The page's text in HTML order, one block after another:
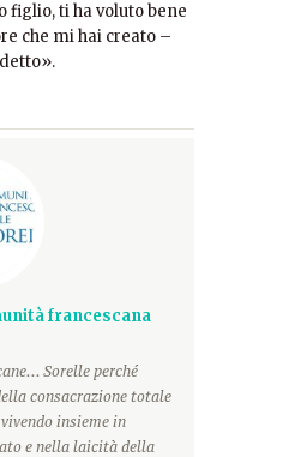
figlio, ti ha voluto bene
che mi hai creato –
francescana
Sorelle perché
consacrazione totale
insieme in
e nella laicità della